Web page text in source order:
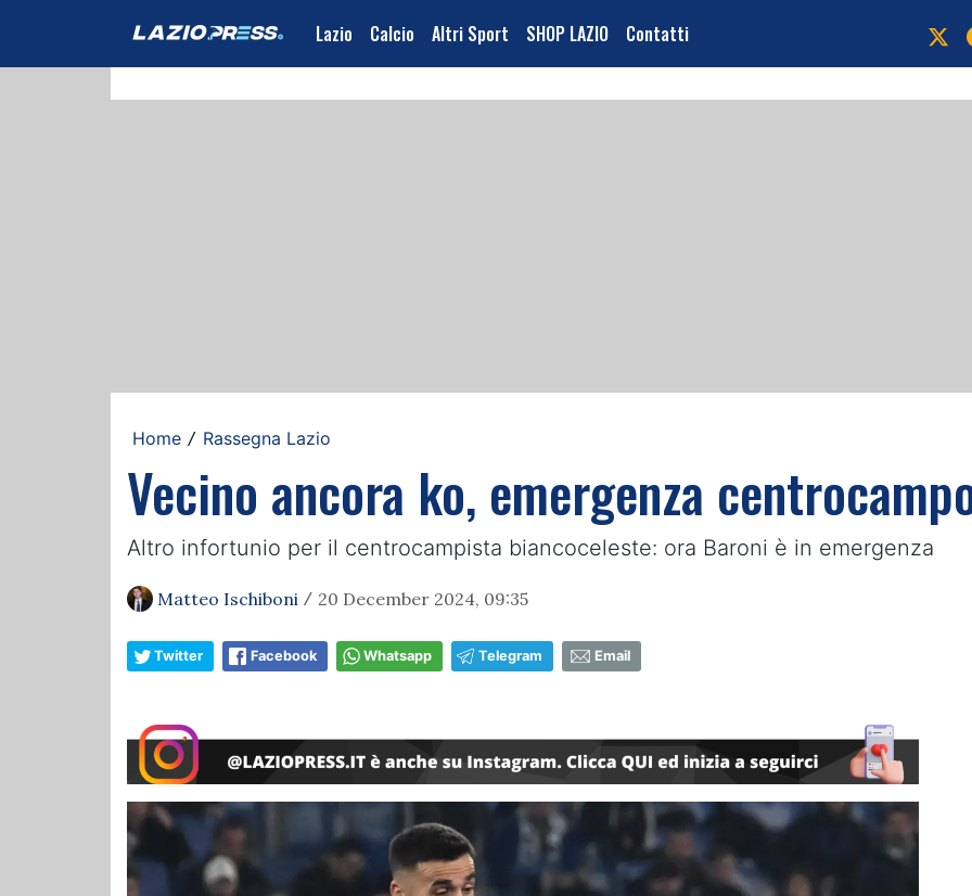
Lazio Calcio Altri Sport SHOP LAZIO Contatti
Home / Rassegna Lazio
Vecino ancora ko, emergenza
Altro infortunio per il centrocampista biancoceleste: ora Baroni è in emergenza
Matteo Ischiboni / 20 December 2024, 09:35
Twitter Facebook Whatsapp Telegram Email